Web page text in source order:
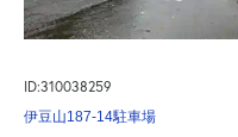
ID:310038259
伊豆山187-14駐車場